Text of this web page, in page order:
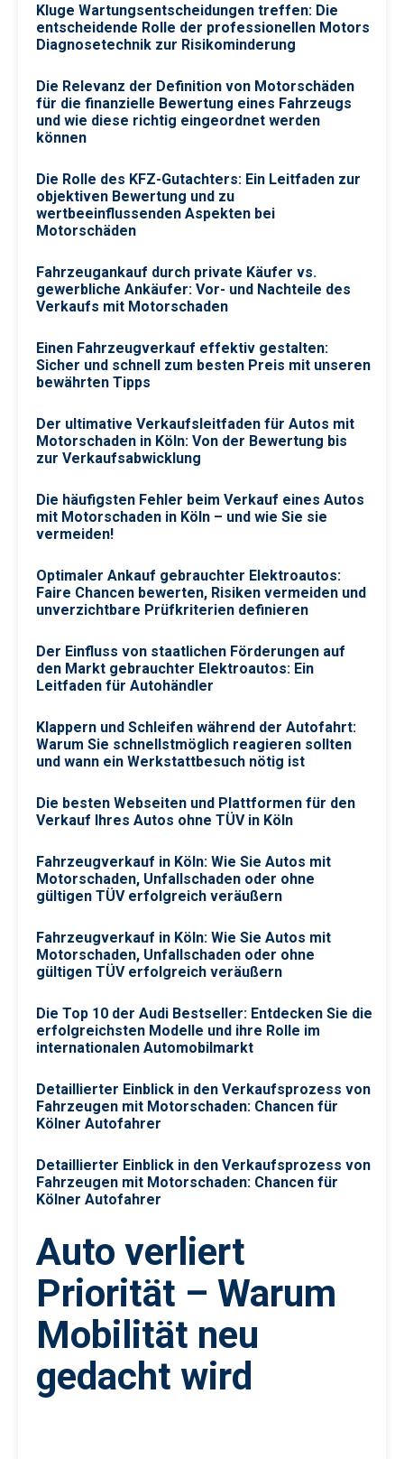
Kluge Wartungsentscheidungen treffen: Die
entscheidende Rolle der professionellen Motors
Diagnosetechnik zur Risikominderung
Die Relevanz der Definition von Motorschäden
für die finanzielle Bewertung eines Fahrzeugs
und wie diese richtig eingeordnet werden
können
Die Rolle des KFZ-Gutachters: Ein Leitfaden zur
objektiven Bewertung und zu
wertbeeinflussenden Aspekten bei
Motorschäden
Fahrzeugankauf durch private Käufer vs.
gewerbliche Ankäufer: Vor- und Nachteile des
Verkaufs mit Motorschaden
Einen Fahrzeugverkauf effektiv gestalten:
Sicher und schnell zum besten Preis mit unseren
bewährten Tipps
Der ultimative Verkaufsleitfaden für Autos mit
Motorschaden in Köln: Von der Bewertung bis
zur Verkaufsabwicklung
Die häufigsten Fehler beim Verkauf eines Autos
mit Motorschaden in Köln – und wie Sie sie
vermeiden!
Optimaler Ankauf gebrauchter Elektroautos:
Faire Chancen bewerten, Risiken vermeiden und
unverzichtbare Prüfkriterien definieren
Der Einfluss von staatlichen Förderungen auf
den Markt gebrauchter Elektroautos: Ein
Leitfaden für Autohändler
Klappern und Schleifen während der Autofahrt:
Warum Sie schnellstmöglich reagieren sollten
und wann ein Werkstattbesuch nötig ist
Die besten Webseiten und Plattformen für den
Verkauf Ihres Autos ohne TÜV in Köln
Fahrzeugverkauf in Köln: Wie Sie Autos mit
Motorschaden, Unfallschaden oder ohne
gültigen TÜV erfolgreich veräußern
Fahrzeugverkauf in Köln: Wie Sie Autos mit
Motorschaden, Unfallschaden oder ohne
gültigen TÜV erfolgreich veräußern
Die Top 10 der Audi Bestseller: Entdecken Sie die
erfolgreichsten Modelle und ihre Rolle im
internationalen Automobilmarkt
Detaillierter Einblick in den Verkaufsprozess von
Fahrzeugen mit Motorschaden: Chancen für
Kölner Autofahrer
Detaillierter Einblick in den Verkaufsprozess von
Fahrzeugen mit Motorschaden: Chancen für
Kölner Autofahrer
Auto verliert
Priorität – Warum
Mobilität neu
gedacht wird